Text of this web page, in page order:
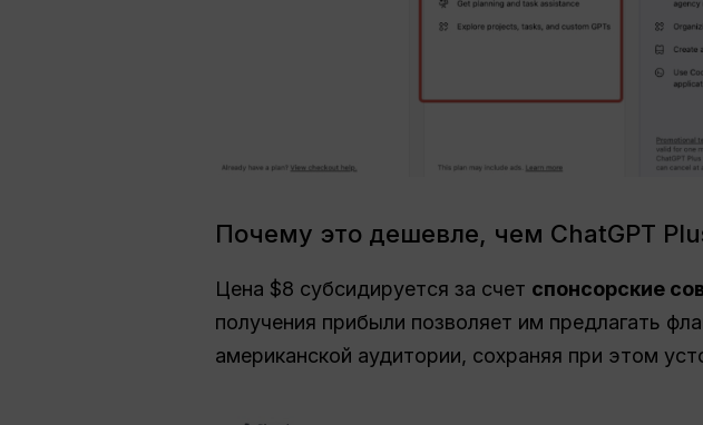
Почему это дешевле, чем ChatGPT
Цена $8 субсидируется за счет спонсорские
получения прибыли позволяет им предлагать
американской аудитории, сохраняя при этом